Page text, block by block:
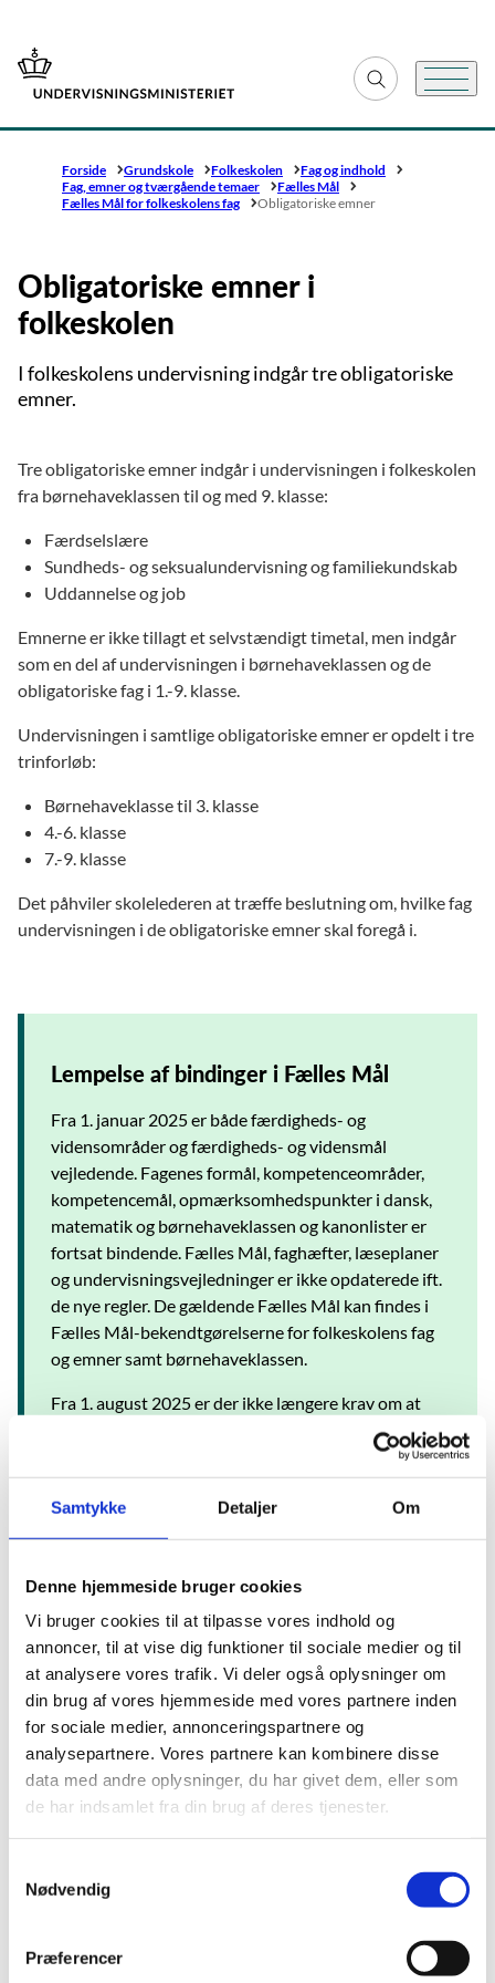
Samtykke Detaljer Om
Denne hjemmeside bruger cookies
Vi bruger cookies til at tilpasse vores indhold og
annoncer, til at vise dig funktioner til sociale medier og til
at analysere vores trafik. Vi deler også oplysninger om
din brug af vores hjemmeside med vores partnere inden
for sociale medier, annonceringspartnere og
analysepartnere. Vores partnere kan kombinere disse
data med andre oplysninger, du har givet dem, eller som
de har indsamlet fra din brug af deres tjenester.
Nødvendig
Præferencer
Gå til forsiden Fold søgefelt ud
Menu
Forside Grundskole Folkeskolen
Fag og indhold
Fag, emner og tværgående temaer
Fælles Mål
Fælles Mål for folkeskolens fag
Obligatoriske emner
Obligatoriske emner i
folkeskolen
I folkeskolens undervisning indgår tre obligatoriske
emner.
Tre obligatoriske emner indgår i undervisningen i folkeskolen
fra børnehaveklassen til og med 9. klasse:
Færdselslære
Sundheds- og seksualundervisning og familiekundskab
Uddannelse og job
Emnerne er ikke tillagt et selvstændigt timetal, men indgår
som en del af undervisningen i børnehaveklassen og de
obligatoriske fag i 1.-9. klasse.
Undervisningen i samtlige obligatoriske emner er opdelt i tre
trinforløb:
Børnehaveklasse til 3. klasse
4.-6. klasse
7.-9. klasse
Det påhviler skolelederen at træffe beslutning om, hvilke fag
undervisningen i de obligatoriske emner skal foregå i.
Lempelse af bindinger i Fælles Mål
Fra 1. januar 2025 er både færdigheds- og
vidensområder og færdigheds- og vidensmål
vejledende. Fagenes formål, kompetenceområder,
kompetencemål, opmærksomhedspunkter i dansk,
matematik og børnehaveklassen og kanonlister er
fortsat bindende. Fælles Mål, faghæfter, læseplaner
og undervisningsvejledninger er ikke opdaterede ift.
de nye regler. De gældende Fælles Mål kan findes i
Fælles Mål-bekendtgørelserne for folkeskolens fag
og emner samt børnehaveklassen.
Fra 1. august 2025 er der ikke længere krav om at
Undervisningsministeriets vejledende læseplaner
kan fortsat bruges af de skoler, der ønsker det.
Obligatoriske emner
Færdselslære
Emnet færdselslære er et obligatorisk emne i
folkeskolen fra børnehaveklasse til 9. klasse.
klasse.
kompetencer til at færdes sikkert og ansvarsfuldt i
trafikken uden risiko for sig selv og andre og kunne yde
Sundheds- og seksualundervisning og familiekundskab
familiekundskab er et obligatorisk emne i folkeskolen
fra børnehaveklasse til 9. klasse. Undervisningen er
opdelt i tre trinforløb: Børnehaveklasse til 3. klasse, 4.-
6. klasse og 7.- 9. klasse.
Emnet uddannelse og job er et obligatorisk emne i
folkeskolen fra børnehaveklasse til 9. klasse.